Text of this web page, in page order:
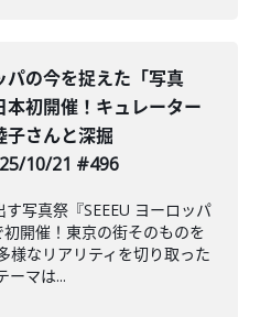
パの今を捉えた「写真
本初開催！キュレーター
子さんと深掘
10/21 #496
す写真祭『SEEEU ヨーロッパ
開催！東京の街そのものを
様なリアリティを切り取った
ーマは...